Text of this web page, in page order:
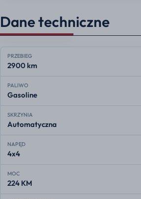
Dane techniczne
PRZEBIEG
2900 km
PALIWO
Gasoline
SKRZYNIA
Automatyczna
NAPĘD
4x4
MOC
224 KM